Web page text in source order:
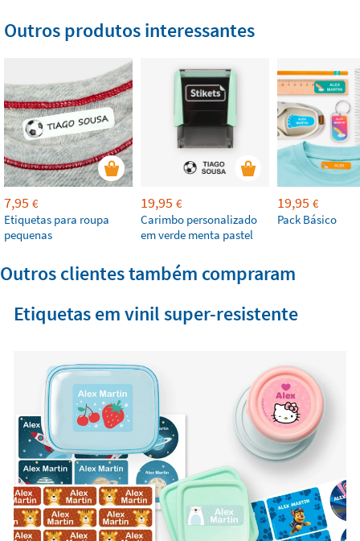
Outros produtos interessantes
7,95 €
Etiquetas para roupa
pequenas
19,95 €
Carimbo personalizado
em verde menta pastel
19,95 €
Pack Básico
Outros clientes também compraram
Etiquetas em vinil super-resistente